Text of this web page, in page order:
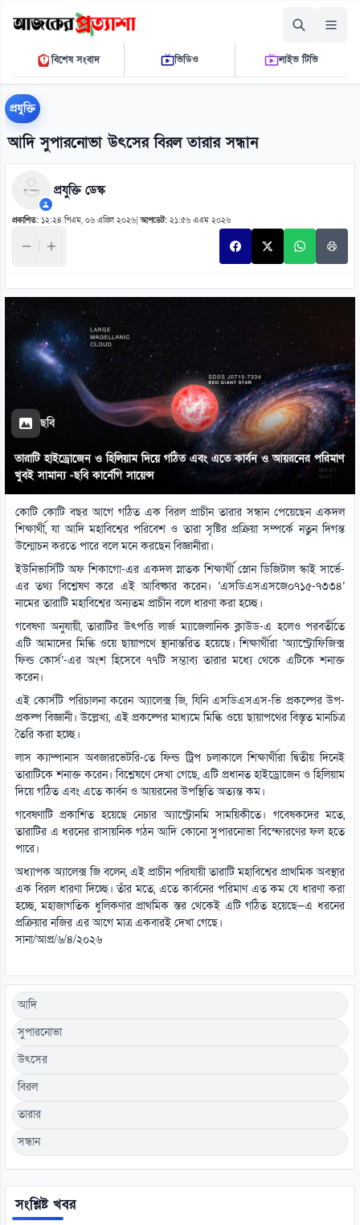
শুক্রবার, ০৭ আগস্ট ২০২৬
০২:২৭:১৮ পি.এম.THE DAILY AJKER PROTTASHA
বিশেষ সংবাদ ভিডিও লাইভ টিভি
প্রযুক্তি
আদি সুপারনোভা উৎসের বিরল তারার সন্ধান
প্রযুক্তি ডেস্ক
প্রকাশিত: ১২:২৪ পিএম, ০৬ এপ্রিল ২০২৬ |আপডেট: ২১:৫৬ এএম ২০২৬
ছবি
তারাটি হাইড্রোজেন ও হিলিয়াম দিয়ে গঠিত এবং এতে কার্বন ও আয়রনের পরিমাণ
খুবই সামান্য -ছবি কার্নেগি সায়েন্স
কোটি কোটি বছর আগে গঠিত এক বিরল প্রাচীন তারার সন্ধান পেয়েছেন একদল
শিক্ষার্থী, যা আদি মহাবিশ্বের পরিবেশ ও তারা সৃষ্টির প্রক্রিয়া সম্পর্কে নতুন দিগন্ত
উন্মোচন করতে পারে বলে মনে করছেন বিজ্ঞানীরা।
ইউনিভার্সিটি অফ শিকাগো-এর একদল স্নাতক শিক্ষার্থী স্লোন ডিজিটাল স্কাই সার্ভে-
এর তথ্য বিশ্লেষণ করে এই আবিষ্কার করেন। ‘এসডিএসএসজে০৭১৫-৭৩৩৪’
নামের তারাটি মহাবিশ্বের অন্যতম প্রাচীন বলে ধারণা করা হচ্ছে।
গবেষণা অনুযায়ী, তারাটির উৎপত্তি লার্জ ম্যাজেলানিক ক্লাউড-এ হলেও পরবর্তীতে
এটি আমাদের মিল্কি ওয়ে ছায়াপথে স্থানান্তরিত হয়েছে। শিক্ষার্থীরা ‘অ্যাস্ট্রোফিজিক্স
ফিল্ড কোর্স’-এর অংশ হিসেবে ৭৭টি সম্ভাব্য তারার মধ্যে থেকে এটিকে শনাক্ত
করেন।
এই কোর্সটি পরিচালনা করেন অ্যালেক্স জি, যিনি এসডিএসএস-ভি প্রকল্পের উপ-
প্রকল্প বিজ্ঞানী। উল্লেখ্য, এই প্রকল্পের মাধ্যমে মিল্কি ওয়ে ছায়াপথের বিস্তৃত মানচিত্র
তৈরি করা হচ্ছে।
লাস ক্যাম্পানাস অবজারভেটরি-তে ফিল্ড ট্রিপ চলাকালে শিক্ষার্থীরা দ্বিতীয় দিনেই
তারাটিকে শনাক্ত করেন। বিশ্লেষণে দেখা গেছে, এটি প্রধানত হাইড্রোজেন ও হিলিয়াম
দিয়ে গঠিত এবং এতে কার্বন ও আয়রনের উপস্থিতি অত্যন্ত কম।
গবেষণাটি প্রকাশিত হয়েছে নেচার অ্যাস্ট্রোনমি সাময়িকীতে। গবেষকদের মতে,
তারাটির এ ধরনের রাসায়নিক গঠন আদি কোনো সুপারনোভা বিস্ফোরণের ফল হতে
পারে।
অধ্যাপক অ্যালেক্স জি বলেন, এই প্রাচীন পরিযায়ী তারাটি মহাবিশ্বের প্রাথমিক অবস্থার
এক বিরল ধারণা দিচ্ছে। তাঁর মতে, এতে কার্বনের পরিমাণ এত কম যে ধারণা করা
হচ্ছে, মহাজাগতিক ধুলিকণার প্রাথমিক স্তর থেকেই এটি গঠিত হয়েছে—এ ধরনের
প্রক্রিয়ার নজির এর আগে মাত্র একবারই দেখা গেছে।
সানা/আপ্র/৬/৪/২০২৬
আদি
সুপারনোভা
উৎসের
বিরল
তারার
সন্ধান
সংশ্লিষ্ট খবর